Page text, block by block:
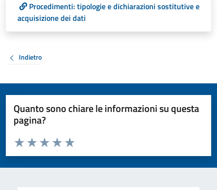
Procedimenti: tipologie e dichiarazioni sostitutive e
acquisizione dei dati
Indietro
Quanto sono chiare le informazioni su questa
pagina?
Valuta da 1 a 5 stelle la pagina
Valuta 5 stelle su 5
Valuta 4 stelle su 5
Valuta 3 stelle su 5
Valuta 2 stelle su 5
Valuta 1 stelle su 5